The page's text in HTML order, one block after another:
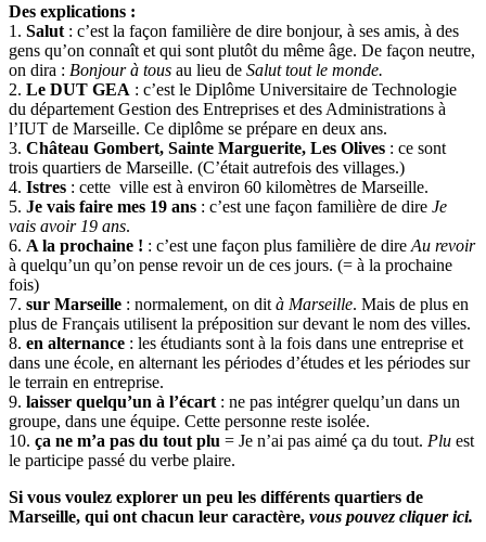
Des explications :
1. Salut : c’est la façon familière de dire bonjour, à ses amis, à des
gens qu’on connaît et qui sont plutôt du même âge. De façon neutre,
on dira : Bonjour à tous au lieu de Salut tout le monde.
2. Le DUT GEA : c’est le Diplôme Universitaire de Technologie
du département Gestion des Entreprises et des Administrations à
l’IUT de Marseille. Ce diplôme se prépare en deux ans.
3. Château Gombert, Sainte Marguerite, Les Olives : ce sont
trois quartiers de Marseille. (C’était autrefois des villages.)
4. Istres : cette ville est à environ 60 kilomètres de Marseille.
5. Je vais faire mes 19 ans : c’est une façon familière de dire Je
vais avoir 19 ans.
6. A la prochaine ! : c’est une façon plus familière de dire Au revoir
à quelqu’un qu’on pense revoir un de ces jours. (= à la prochaine
fois)
7. sur Marseille : normalement, on dit à Marseille. Mais de plus en
plus de Français utilisent la préposition sur devant le nom des villes.
8. en alternance : les étudiants sont à la fois dans une entreprise et
dans une école, en alternant les périodes d’études et les périodes sur
le terrain en entreprise.
9. laisser quelqu’un à l’écart : ne pas intégrer quelqu’un dans un
groupe, dans une équipe. Cette personne reste isolée.
10. ça ne m’a pas du tout plu = Je n’ai pas aimé ça du tout. Plu est
le participe passé du verbe plaire.
Si vous voulez explorer un peu les différents quartiers de
Marseille, qui ont chacun leur caractère, vous pouvez cliquer ici.